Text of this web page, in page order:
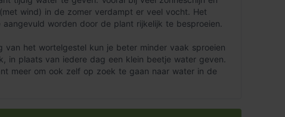
wind) in de zomer verdampt er veel vocht. Het
worden door de plant rijkelijk te besproeien.
van het wortelgestel kun je beter minder vaak sproeien
in plaats van iedere dag een klein beetje water geven.
meer om ook zelf op zoek te gaan naar water in de